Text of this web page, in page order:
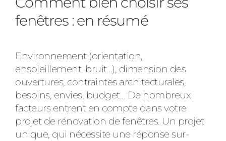
fenêtres : en résumé
Environnement (orientation,
ensoleillement, bruit…), dimension des
ouvertures, contraintes architecturales,
besoins, envies, budget… De nombreux
facteurs entrent en compte dans votre
projet de rénovation de fenêtres. Un projet
unique, qui nécessite une réponse sur-